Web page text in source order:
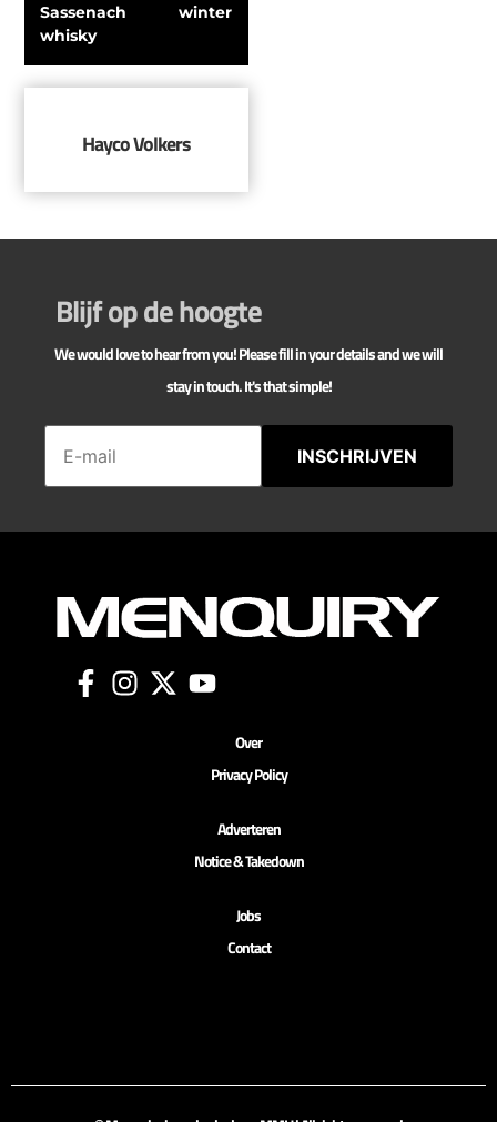
Sassenach
whisky
winter
Hayco Volkers
Blijf op de hoogte
We would love to hear from you! Please fill in your details and we will
stay in touch. It's that simple!
INSCHRIJVEN
Over
Privacy Policy
Adverteren
Notice & Takedown
Jobs
Contact